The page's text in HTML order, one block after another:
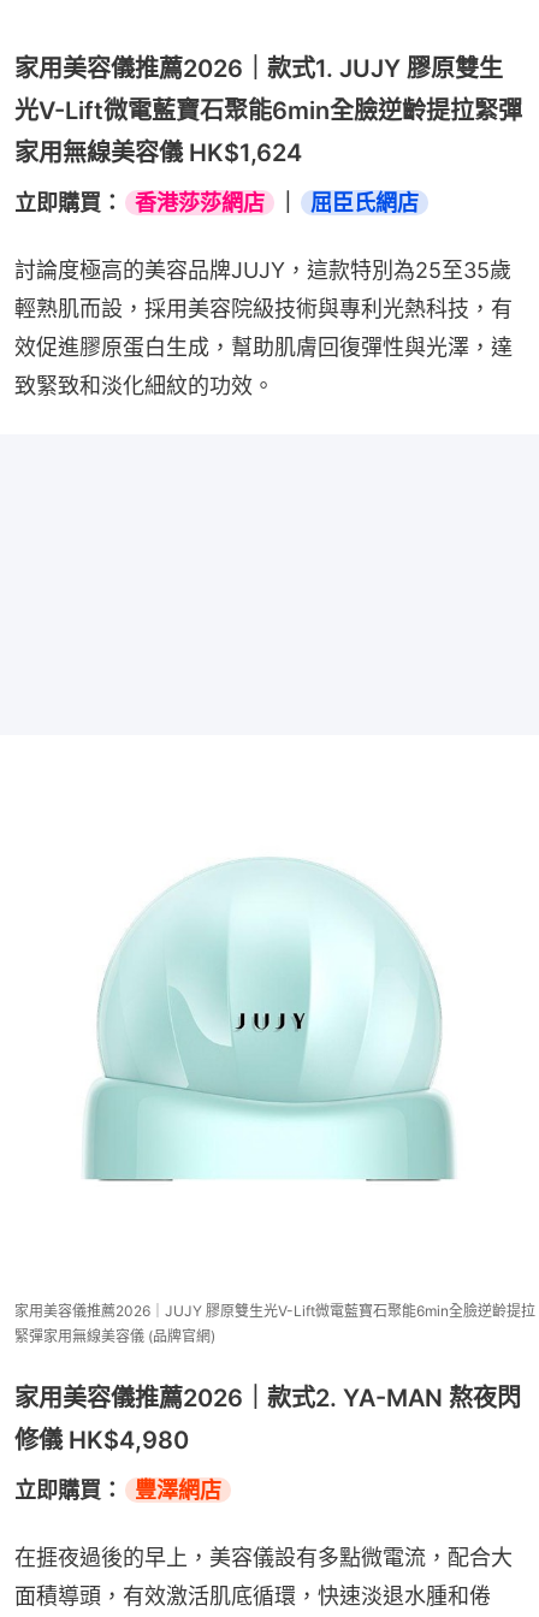
家用美容儀推薦2026｜款式1. JUJY 膠原雙生
光V-Lift微電藍寶石聚能6min全臉逆齡提拉緊彈
家用無線美容儀 HK$1,624
立即購買： 香港莎莎網店 屈臣氏網店
討論度極高的美容品牌JUJY，這款特別為25至35歲
輕熟肌而設，採用美容院級技術與專利光熱科技，有
效促進膠原蛋白生成，幫助肌膚回復彈性與光澤，達
致緊致和淡化細紋的功效。
家用美容儀推薦2026｜JUJY 膠原雙生光V-Lift微電藍寶石聚能6min全臉逆齡提拉
緊彈家用無線美容儀 (品牌官網)
家用美容儀推薦2026｜款式2. YA-MAN 熬夜閃
修儀 HK$4,980
立即購買： 豐澤網店
在捱夜過後的早上，美容儀設有多點微電流，配合大
面積導頭，有效激活肌底循環，快速淡退水腫和倦